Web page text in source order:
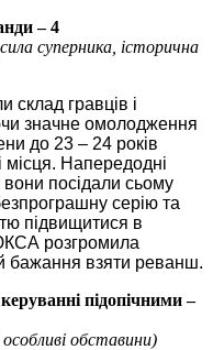
– 4
суперника, історична
склад гравців і
значне омолодження
до 23 – 24 років
місця. Напередодні
вони посідали сьому
серію та
підвищитися в
розгромила
бажання взяти реванш.
підопічними –
особливі обставини)